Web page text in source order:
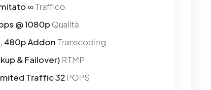
∞Traffico
@ 1080p Qualità
480p Addon Transcoding
& Failover) RTMP
Traffic 32 POPS